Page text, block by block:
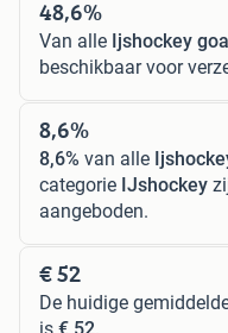
48,6%
Van alle Ijshockey
beschikbaar voor
8,6%
8,6% van alle
categorie IJshockey
aangeboden.
€ 52
De huidige